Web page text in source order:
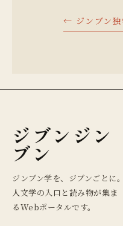
← ジンブン独
ジブンジン
ブン
ジンブン学を、ジブンごとに。
人文学の入口と読み物が集ま
るWebポータルです。